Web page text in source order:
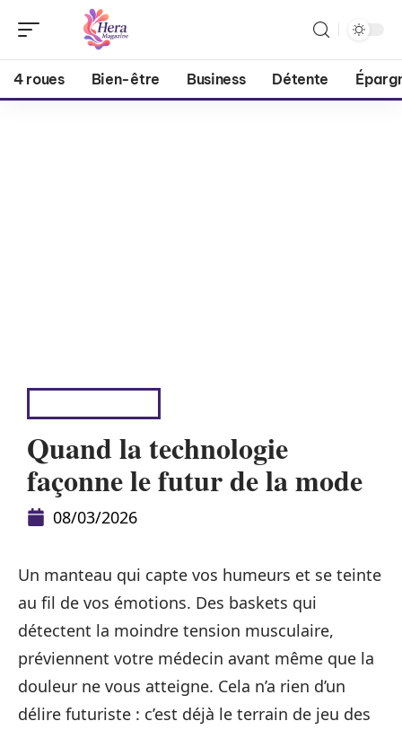
4 roues Bien-être Business Détente
Quand la technologie
façonne le futur de la mode
08/03/2026
Un manteau qui capte vos humeurs et se teinte
au fil de vos émotions. Des baskets qui
détectent la moindre tension musculaire,
préviennent votre médecin avant même que la
douleur ne vous atteigne. Cela n’a rien d’un
délire futuriste : c’est déjà le terrain de jeu des